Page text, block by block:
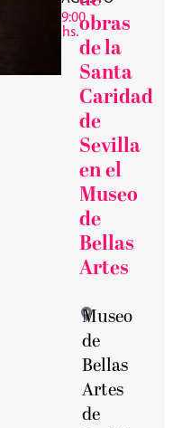
9:00
hs.obras
de la
Santa
Caridad
de
Sevilla
en el
Museo
de
Bellas
Artes
Museo
de
Bellas
Artes
de